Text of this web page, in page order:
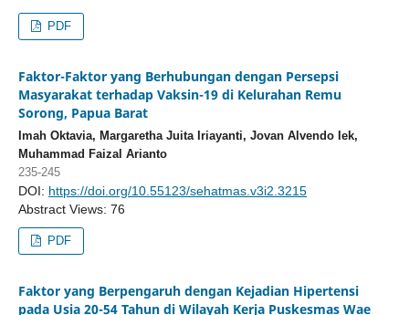
PDF
Faktor-Faktor yang Berhubungan dengan Persepsi
Masyarakat terhadap Vaksin-19 di Kelurahan Remu
Sorong, Papua Barat
Imah Oktavia, Margaretha Juita Iriayanti, Jovan Alvendo Iek,
Muhammad Faizal Arianto
235-245
DOI: https://doi.org/10.55123/sehatmas.v3i2.3215
Abstract Views: 76
PDF
Faktor yang Berpengaruh dengan Kejadian Hipertensi
pada Usia 20-54 Tahun di Wilayah Kerja Puskesmas Wae